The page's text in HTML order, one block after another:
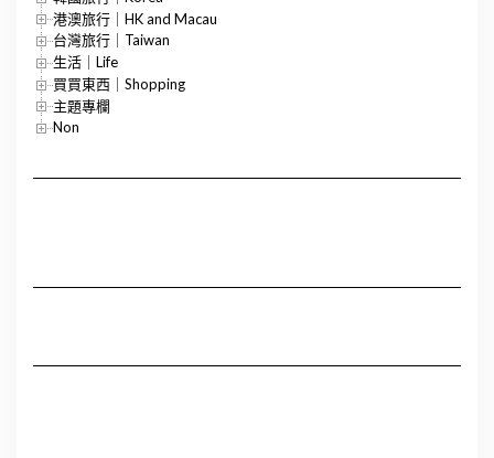
港澳旅行｜HK and Macau
台灣旅行｜Taiwan
生活｜Life
買買東西｜Shopping
主題專欄
Non